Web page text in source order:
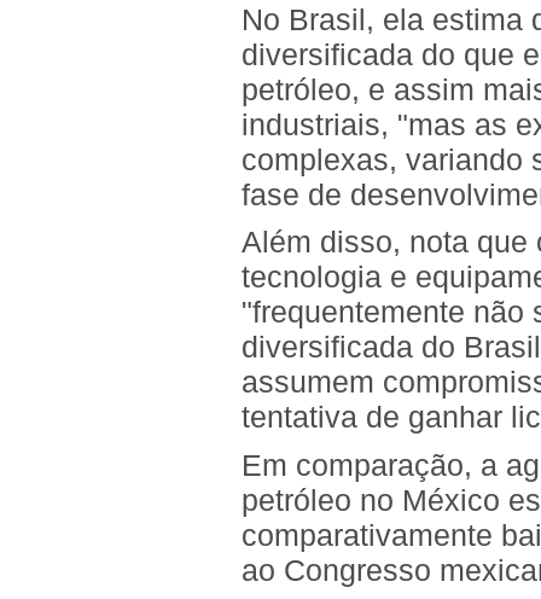
No Brasil, ela estima
diversificada do que
petróleo, e assim
industriais, "mas as
complexas, variando
fase de
Além disso, nota que
tecnologia e
"frequentemente não
diversificada do
assumem
tentativa de ganhar
Em comparação, a
petróleo no México
comparativamente
ao Congresso